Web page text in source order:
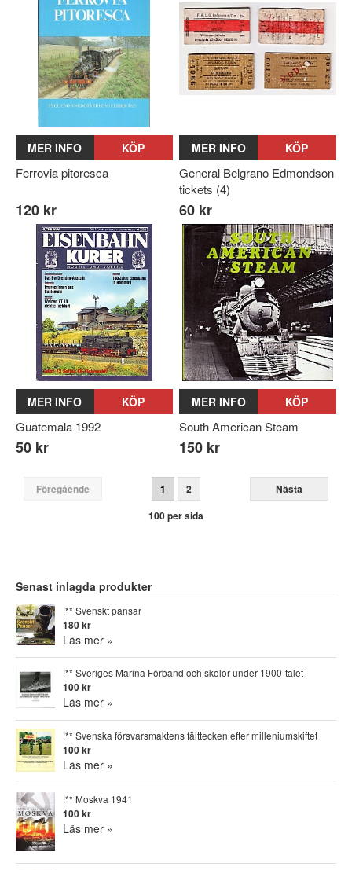
MER INFO KÖP
Ferrovia pitoresca
120 kr
MER INFO KÖP
General Belgrano Edmondson
tickets (4)
60 kr
MER INFO KÖP
Guatemala 1992
50 kr
MER INFO KÖP
South American Steam
150 kr
Föregående 1 2
Nästa
100 per sida
Senast inlagda produkter
!** Svenskt pansar
180 kr
Läs mer »
!** Sveriges Marina Förband och skolor under 1900-talet
100 kr
Läs mer »
!** Svenska försvarsmaktens fälttecken efter milleniumskiftet
100 kr
Läs mer »
!** Moskva 1941
100 kr
Läs mer »